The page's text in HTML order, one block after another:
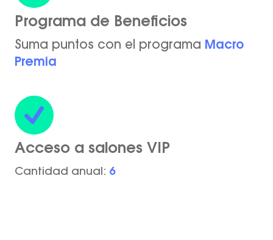
Programa de Beneficios
Suma puntos con el programa Macro
Premia
Acceso a salones VIP
Cantidad anual: 6